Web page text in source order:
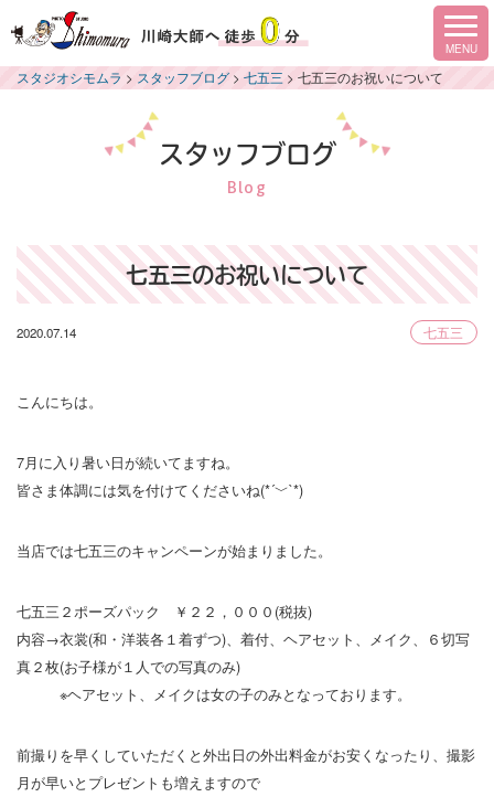
スタジオシモムラ > スタッフブログ > 七五三 > 七五三のお祝いについて
スタッフブログ
Blog
七五三のお祝いについて
2020.07.14 七五三
こんにちは。
7月に入り暑い日が続いてますね。
皆さま体調には気を付けてくださいね(*´﹀`*)
当店では七五三のキャンペーンが始まりました。
七五三２ポーズパック ￥２２，０００(税抜)
内容→衣裳(和・洋装各１着ずつ)、着付、ヘアセット、メイク、６切写
真２枚(お子様が１人での写真のみ)
※ヘアセット、メイクは女の子のみとなっております。
前撮りを早くしていただくと外出日の外出料金がお安くなったり、撮影
月が早いとプレゼントも増えますので